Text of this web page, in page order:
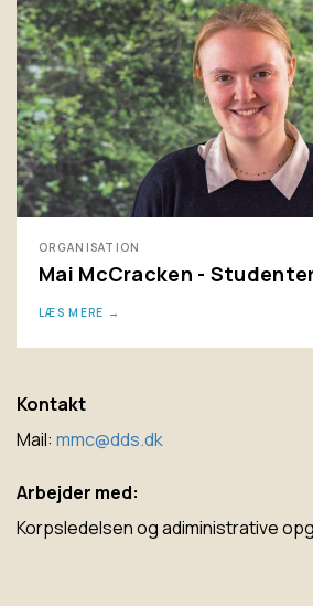
ORGANISATION
Mai McCracken -
LÆS MERE
Kontakt
Mail: mmc@dds.dk
Arbejder med:
Korpsledelsen og adiministrative